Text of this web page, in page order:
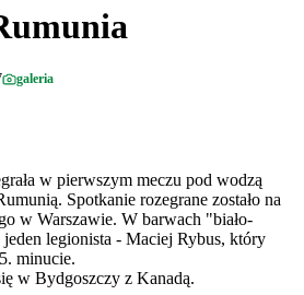
galeria
w pierwszym meczu pod wodzą
Spotkanie rozegrane zostało na
w Warszawie. W barwach "biało-
legionista - Maciej Rybus, który
minucie.
w Bydgoszczy z Kanadą.